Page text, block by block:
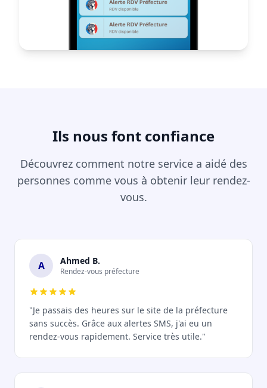
Ils nous font confiance
Découvrez comment notre service a aidé des
personnes comme vous à obtenir leur rendez-
vous.
A Ahmed B.
Rendez-vous préfecture
"Je passais des heures sur le site de la préfecture
sans succès. Grâce aux alertes SMS, j'ai eu un
rendez-vous rapidement. Service très utile."